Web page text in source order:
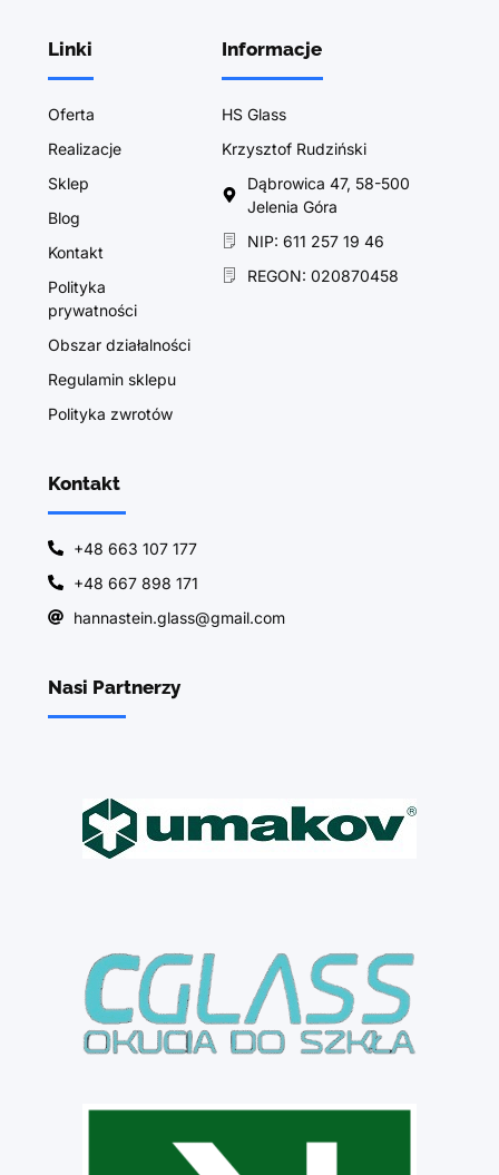
Linki
Oferta
Realizacje
Sklep
Blog
Kontakt
Polityka
prywatności
Obszar działalności
Regulamin sklepu
Polityka zwrotów
Informacje
HS Glass
Krzysztof Rudziński
Dąbrowica 47, 58-500
Jelenia Góra
NIP: 611 257 19 46
REGON: 020870458
Kontakt
+48 663 107 177
+48 667 898 171
hannastein.glass@gmail.com
Nasi Partnerzy